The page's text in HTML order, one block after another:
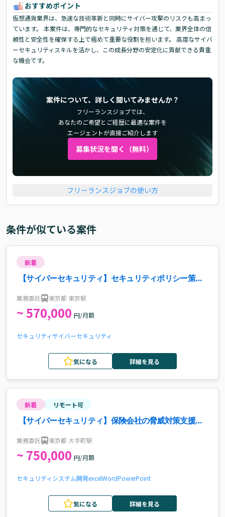
おすすめポイント
仮想通貨業界は、急速な技術革新と同時にサイバー攻撃のリスクも高まっ
ています。 本案件は、専門的なセキュリティ対策を通じて、業界全体の信
頼性と安全性を確保する上で極めて重要な役割を担います。 高度なサイバ
ーセキュリティスキルを活かし、この成長分野の安定化に貢献できる貴重
な機会です。
案件について、詳しく聞いてみませんか？
フリーランスジョブでは、
あなたのご希望とご経歴に最適な案件を
エージェントが直接ご紹介します
募集状況を聞く（無料）
フリーランスジョブの使い方
条件が似ている案件
新着
【サイバーセキュリティ】セキュリティポリシー策定
業務委託 東京都 東京駅
~ 570,000 円/月額
セキュリティサイバーセキュリティ
気になる 詳細を見る
新着 リモート可
【サイバーセキュリティ】保険会社の脅威対策支援案
業務委託 東京都 大手町駅
~ 750,000 円/月額
セキュリティシステム開発excelWordPowerPoint
気になる 詳細を見る